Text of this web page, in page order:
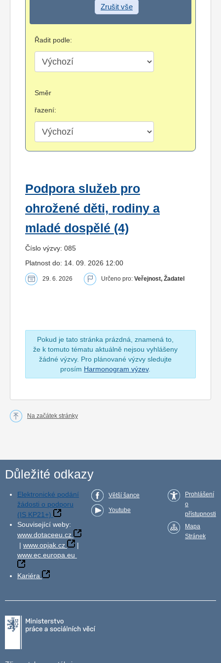
Zrušit vše
Řadit podle:
Směr
řazení:
Podpora služeb pro
ohrožené děti, rodiny a
mladé dospělé (4)
Číslo výzvy: 085
Platnost do: 14. 09. 2026 12:00
29. 6. 2026 Určeno pro: Veřejnost, Žadatel
Pokud je tato stránka prázdná, znamená to,
že k tomuto tématu aktuálně nejsou vyhlášeny
žádné výzvy. Pro plánované výzvy sledujte
prosím Harmonogram výzev.
Na začátek stránky
Důležité odkazy
Elektronické podání
žádosti o podporu
(IS KP21+)
Související weby:
www.dotaceeu.cz
| www.opjak.cz
|
www.ec.europa.eu
Kariéra
Větší šance
Youtube
Prohlášení
o
přístupnosti
Mapa
Stránek